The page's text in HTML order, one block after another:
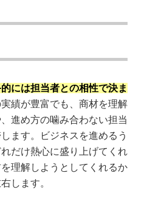
には担当者との相性で決ま
績が豊富でも、商材を理解
進め方の噛み合わない担当
ます。ビジネスを進めるう
だけ熱心に盛り上げてくれ
理解しようとしてくれるか
します。